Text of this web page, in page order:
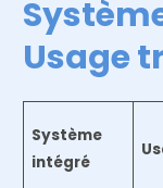
Usage
Système
intégré